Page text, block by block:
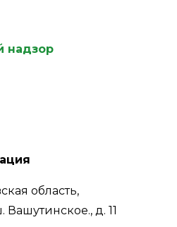
надзор
область,
д. 11